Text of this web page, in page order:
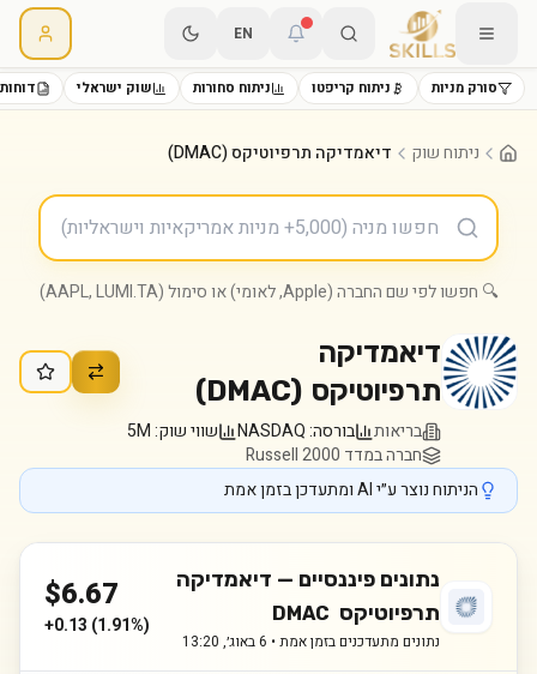
EN
סורק מניות ניתוח קריפטו ניתוח סחורות שוק ישראלי
ניתוח שוק דיאמדיקה תרפיוטיקס (DMAC)
🔍 חפשו לפי שם החברה (Apple, לאומי) או סימול (AAPL, LUMI.TA)
דיאמדיקה
תרפיוטיקס (
DMAC
)
בריאות בורסה:NASDAQ שווי שוק:5M
חברה במדד Russell 2000
הניתוח נוצר ע״י AI ומתעדכן בזמן אמת
נתונים פיננסיים — דיאמדיקה
תרפיוטיקס DMAC
נתונים מתעדכנים בזמן אמת • 6 באוג׳, 13:20
$6.67
+0.13 (1.91%)